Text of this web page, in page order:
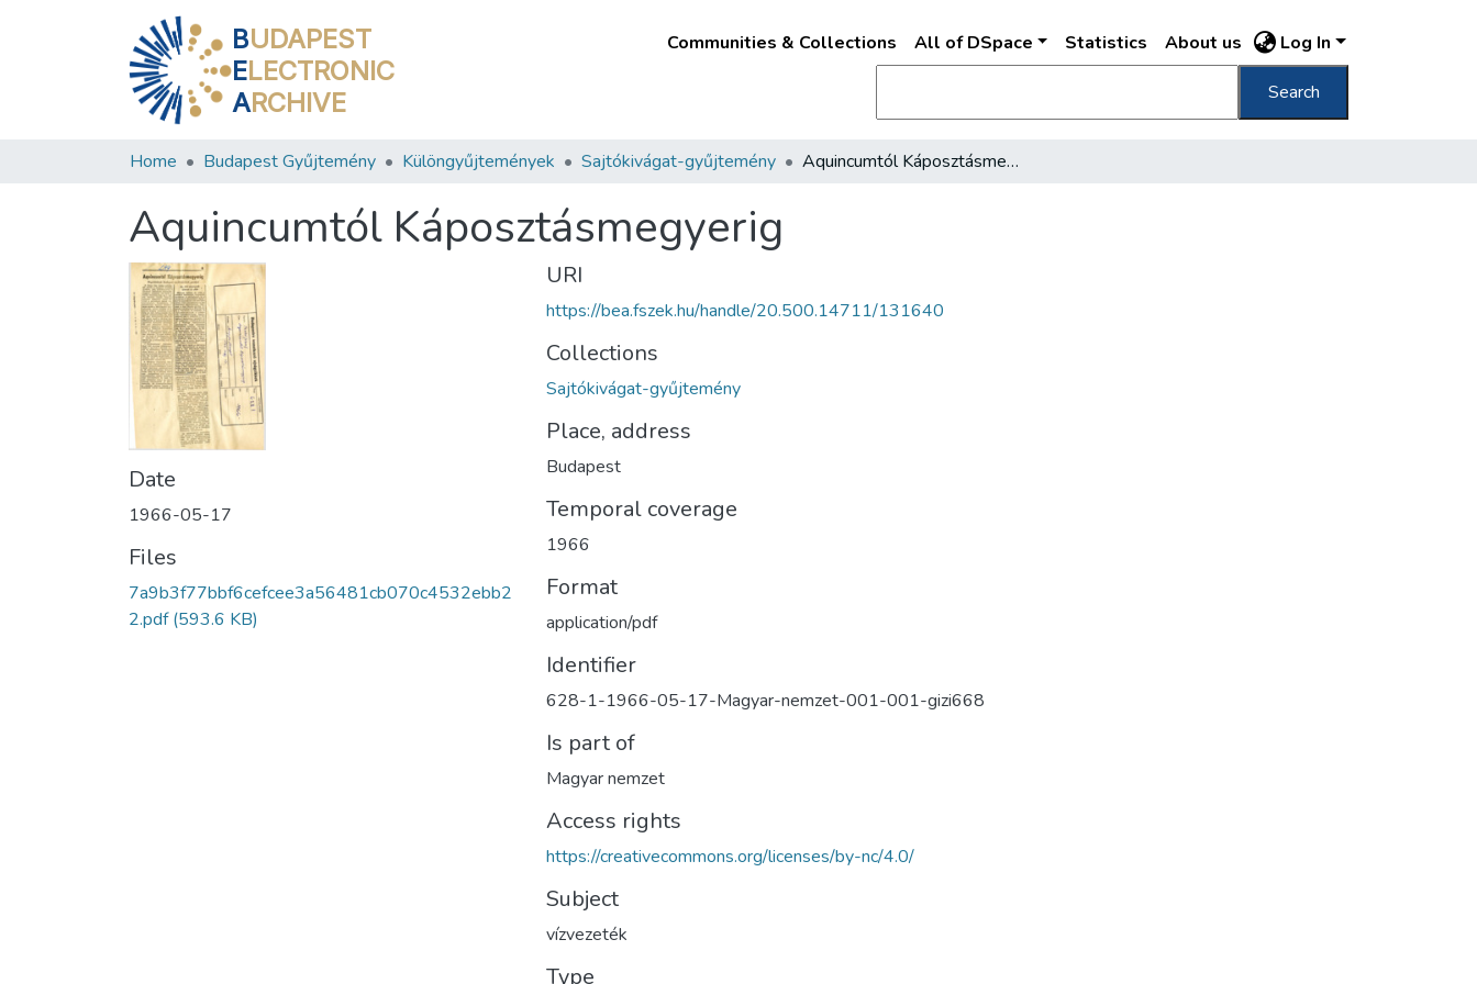
BUDAPEST
ELECTRONIC
ARCHIVE
Communities & Collections All of DSpace Statistics About us Log In
Search
Home Budapest Gyűjtemény Különgyűjtemények Sajtókivágat-gyűjtemény Aquincumtól Káposztásmegyerig
Aquincumtól Káposztásmegyerig
Date
1966-05-17
Files
7a9b3f77bbf6cefcee3a56481cb070c4532ebb2
2.pdf(593.6 KB)
URI
https://bea.fszek.hu/handle/20.500.14711/131640
Collections
Sajtókivágat-gyűjtemény
Place, address
Budapest
Temporal coverage
1966
Format
application/pdf
Identifier
628-1-1966-05-17-Magyar-nemzet-001-001-gizi668
Is part of
Magyar nemzet
Access rights
https://creativecommons.org/licenses/by-nc/4.0/
Subject
vízvezeték
Type